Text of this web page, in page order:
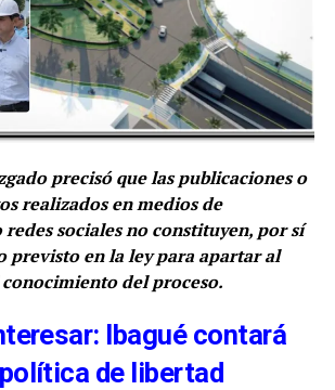
precisó que las publicaciones o
realizados en medios de
sociales no constituyen, por sí
previsto en la ley para apartar al
del proceso.
Ibagué contará
de libertad